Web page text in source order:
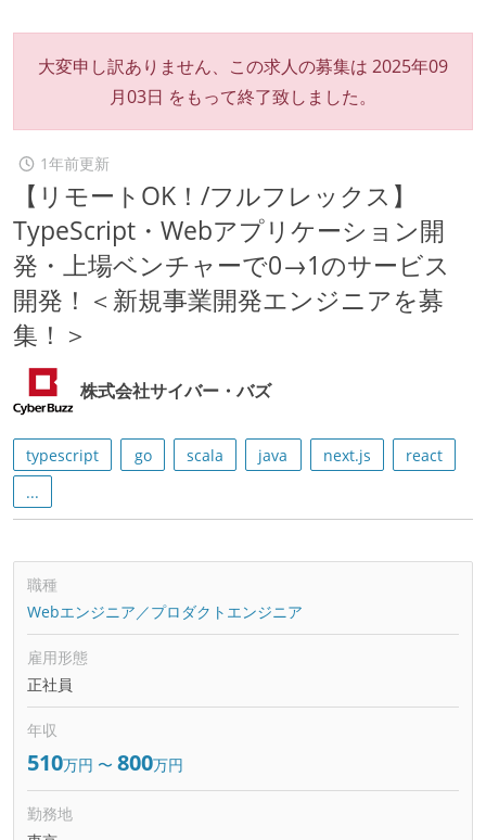
大変申し訳ありません、この求人の募集は 2025年09
月03日 をもって終了致しました。
1年前更新
【リモートOK！/フルフレックス】
TypeScript・Webアプリケーション開
発・上場ベンチャーで0→1のサービス
開発！＜新規事業開発エンジニアを募
集！＞
株式会社サイバー・バズ
typescript go scala java next.js
react
...
職種
Webエンジニア／プロダクトエンジニア
雇用形態
正社員
年収
510万円 〜 800万円
勤務地